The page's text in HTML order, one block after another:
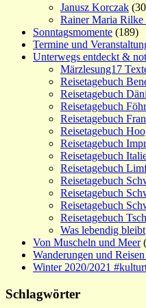
Janusz Korczak
Rainer Maria Rilke
Sonntagsmomente (189)
Termine und
Unterwegs entdeckt &
Märzlesung17
Reisetagebuch
Reisetagebuch
Reisetagebuch
Reisetagebuch
Reisetagebuch
Reisetagebuch
Reisetagebuch
Reisetagebuch
Reisetagebuch
Reisetagebuch
Reisetagebuch
Reisetagebuch
Was lebendig bleibt
Von Muscheln und Meer
Wanderungen und
Winter 2020/2021
Schlagwörter